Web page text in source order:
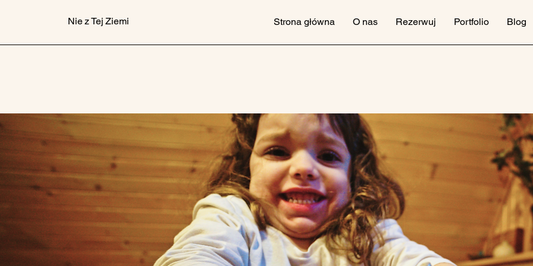
Nie z Tej Ziemi Strona główna O nas Rezerwuj Portfolio Blog